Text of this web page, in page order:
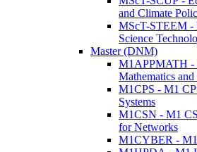
and Climate
MScT-STEEM -
Science
Master (DNM)
M1APPMATH -
Mathematics and
M1CPS - M1
Systems
M1CSN - M1
for Networks
M1CYBER -